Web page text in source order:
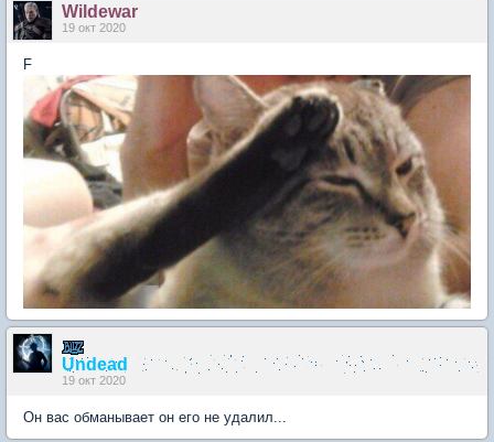
Wildewar
19 окт 2020
F
Undead
19 окт 2020
Он вас обманывает он его не удалил...